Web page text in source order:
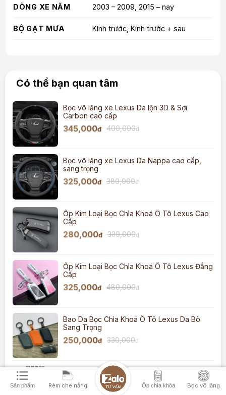
DÒNG XE NĂM 2003 – 2009, 2015 – nay
BỘ GẠT MƯA Kính trước, Kính trước + sau
Có thể bạn quan tâm
Bọc vô lăng xe Lexus Da lộn 3D & Sợi
Carbon cao cấp
345,000đ 400,000đ
Bọc vô lăng xe Lexus Da Nappa cao cấp,
sang trọng
325,000đ 380,000đ
Ốp Kim Loại Bọc Chìa Khoá Ô Tô Lexus Cao
Cấp
280,000đ 330,000đ
Ốp Kim Loại Bọc Chìa Khoá Ô Tô Lexus Đẳng
Cấp
325,000đ 480,000đ
Bao Da Bọc Chìa Khoá Ô Tô Lexus Da Bò
Sang Trọng
250,000đ 330,000đ
Thảm lót sàn ô tô Lexus TPE đúc nguyên
khối tràn viền
2,200,000
Sản phẩm Rèm che nắng Ốp chìa khóa Bọc vô lăng